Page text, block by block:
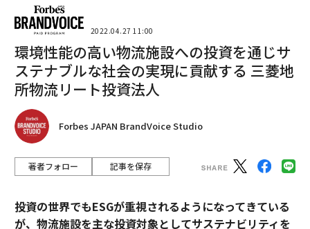
2022.04.27 11:00
環境性能の高い物流施設への投資を通じサ
ステナブルな社会の実現に貢献する 三菱地
所物流リート投資法人
Forbes JAPAN BrandVoice Studio
著者フォロー 記事を保存
投資の世界でもESGが重視されるようになってきている
が、物流施設を主な投資対象としてサステナビリティを